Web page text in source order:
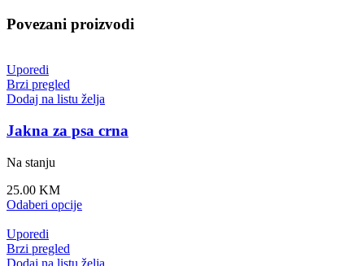
Povezani proizvodi
Uporedi
Brzi pregled
Dodaj na listu želja
Jakna za psa crna
Na stanju
25.00 KM
Odaberi opcije
Uporedi
Brzi pregled
Dodaj na listu želja